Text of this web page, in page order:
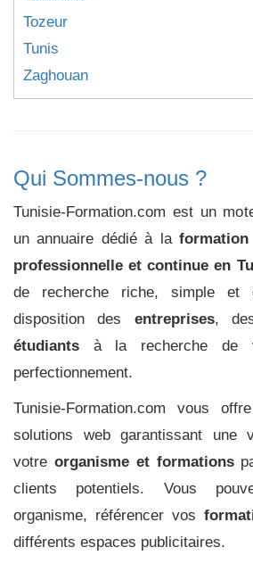
Tozeur
Tunis
Zaghouan
Qui Sommes-nous ?
Tunisie-Formation.com est un
un annuaire dédié à la
professionnelle et continue en
de recherche riche, simple
disposition des entreprises,
étudiants à la recherche de
perfectionnement.
Tunisie-Formation.com vous
solutions web garantissant une
votre organisme et formations
clients potentiels. Vous
organisme, référencer vos
différents espaces publicitaires.